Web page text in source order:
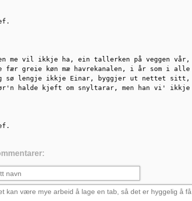
me vil ikkje ha, ein tallerken på veggen vår,
fær greie køn mæ havrekanalen, i år som i
sø lengje ikkje Einar, byggjer ut nettet sitt,
halde kjeft om snyltarar, men han vi'